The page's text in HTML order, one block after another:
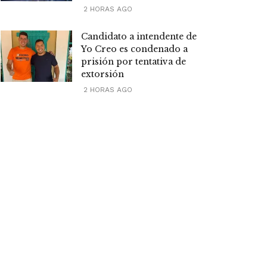
2 HORAS AGO
Candidato a intendente de
Yo Creo es condenado a
prisión por tentativa de
extorsión
2 HORAS AGO